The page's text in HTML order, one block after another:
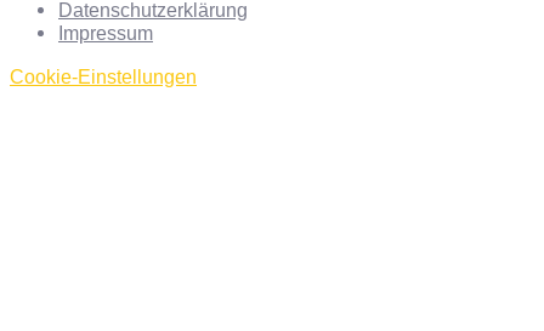
Datenschutzerklärung
Impressum
Cookie-Einstellungen